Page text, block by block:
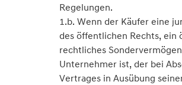
Regelungen.
1.b. Wenn der Käufer eine
des öffentlichen Rechts, ein
rechtliches
Unternehmer ist, der bei
Vertrages in Ausübung